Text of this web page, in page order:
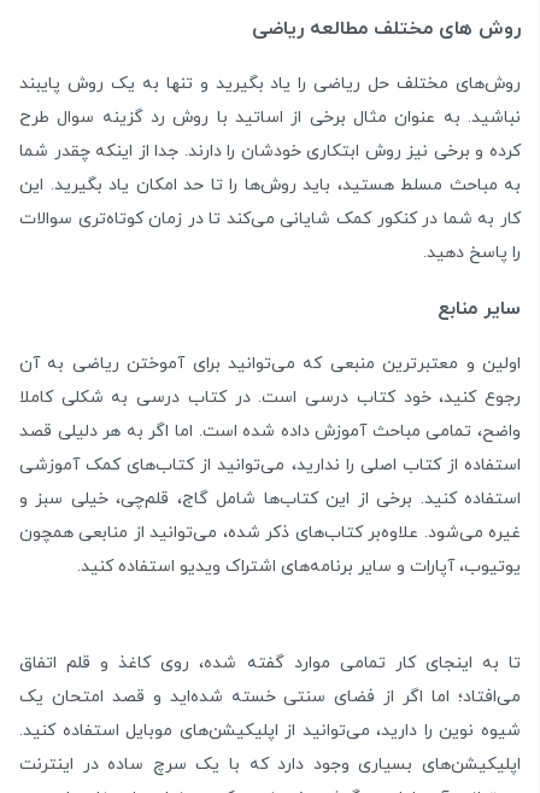
روش های مختلف مطالعه ریاضی
روش‌های مختلف حل ریاضی را یاد بگیرید و تنها به یک روش پایبند
نباشید. به عنوان مثال برخی از اساتید با روش رد گزینه سوال طرح
کرده و برخی نیز روش ابتکاری خودشان را دارند. جدا از اینکه چقدر شما
به مباحث مسلط هستید، باید روش‌ها را تا حد امکان یاد بگیرید. این
کار به شما در کنکور کمک شایانی می‌کند تا در زمان کوتاه‌تری سوالات
را پاسخ دهید.
سایر منابع
اولین و معتبرترین منبعی که می‌توانید برای آموختن ریاضی به آن
رجوع کنید، خود کتاب درسی است. در کتاب درسی به شکلی کاملا
واضح، تمامی مباحث آموزش داده شده است. اما اگر به هر دلیلی قصد
استفاده از کتاب اصلی را ندارید، می‌توانید از کتاب‌های کمک آموزشی
استفاده کنید. برخی از این کتاب‌ها شامل گاج، قلم‌چی، خیلی سبز و
غیره می‌شود. علاوه‌بر کتاب‌های ذکر شده، می‌توانید از منابعی همچون
یوتیوب، آپارات و سایر برنامه‌های اشتراک ویدیو استفاده کنید.
تا به اینجای کار تمامی موارد گفته شده، روی کاغذ و قلم اتفاق
می‌افتاد؛ اما اگر از فضای سنتی خسته شده‌اید و قصد امتحان یک
شیوه نوین را دارید، می‌توانید از اپلیکیشن‌های موبایل استفاده کنید.
اپلیکیشن‌های بسیاری وجود دارد که با یک سرچ ساده در اینترنت